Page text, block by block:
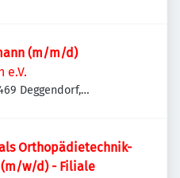
(m/m/d)
e.V.
Deggendorf,
Orthopädietechnik-
w/d) - Filiale